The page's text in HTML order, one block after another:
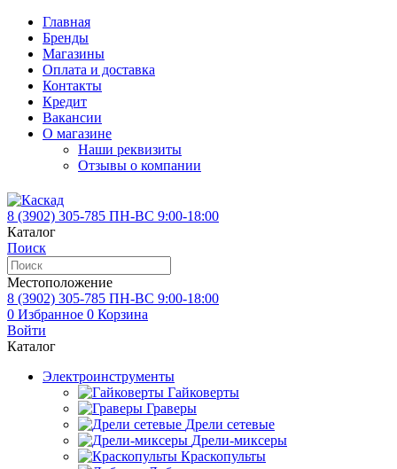
Главная
Бренды
Магазины
Оплата и доставка
Контакты
Кредит
Вакансии
О магазине
Наши реквизиты
Отзывы о компании
8 (3902) 305-785 ПН-ВС 9:00-18:00
Каталог
Поиск
Местоположение
8 (3902) 305-785 ПН-ВС 9:00-18:00
0 Избранное 0 Корзина
Войти
Каталог
Электроинструменты
Гайковерты
Граверы
Дрели сетевые
Дрели-миксеры
Краскопульты